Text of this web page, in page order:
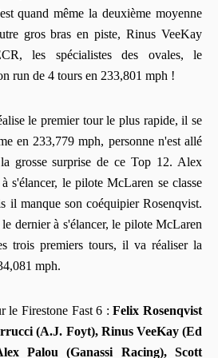
quand même la deuxième moyenne
gros bras en piste, Rinus VeeKay
les spécialistes des ovales, le
run de 4 tours en 233,801 mph !
le premier tour le plus rapide, il se
en 233,779 mph, personne n'est allé
grosse surprise de ce Top 12. Alex
s'élancer, le pilote McLaren se classe
il manque son coéquipier Rosenqvist.
dernier à s'élancer, le pilote McLaren
trois premiers tours, il va réaliser la
mph.
le Firestone Fast 6 :Felix Rosenqvist
(A.J. Foyt), Rinus VeeKay (Ed
Palou (Ganassi Racing), Scott